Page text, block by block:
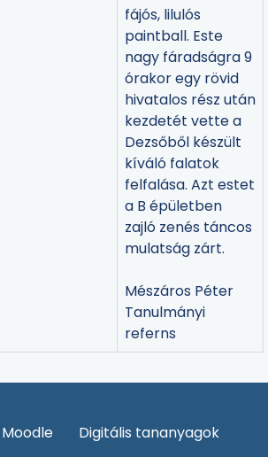
fájós, lilulós
paintball. Este
nagy fáradságra 9
órakor egy rövid
hivatalos rész után
kezdetét vette a
Dezsőből készült
kíváló falatok
felfalása. Azt estet
a B épületben
zajló zenés táncos
mulatság zárt.
Mészáros Péter
Tanulmányi
referns
Moodle Digitális tananyagok